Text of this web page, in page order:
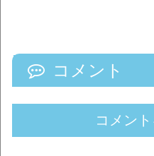
コメント
コメン